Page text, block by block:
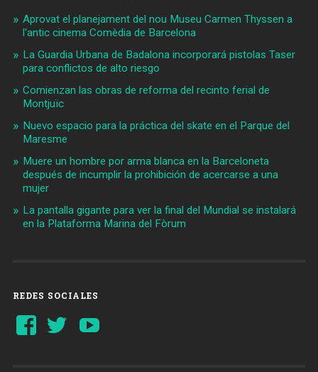
Aprovat el planejament del nou Museu Carmen Thyssen a
l'antic cinema Comèdia de Barcelona
La Guardia Urbana de Badalona incorporará pistolas Taser
para conflictos de alto riesgo
Comienzan las obras de reforma del recinto ferial de
Montjuïc
Nuevo espacio para la práctica del skate en el Parque del
Maresme
Muere un hombre por arma blanca en la Barceloneta
después de incumplir la prohibición de acercarse a una
mujer
La pantalla gigante para ver la final del Mundial se instalará
en la Plataforma Marina del Fòrum
REDES SOCIALES
Ver
perfil
Ver
perfil